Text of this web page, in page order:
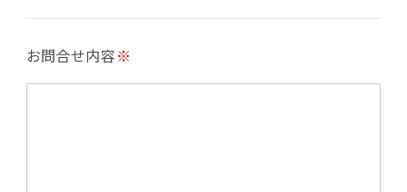
・メールマガジンの配信
・本サービスに関する規約等の変更の通知
お問合せ内容※